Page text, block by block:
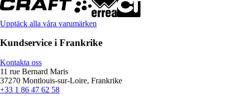
Upptäck alla våra varumärken
Kundservice i Frankrike
Kontakta oss
11 rue Bernard Maris
37270 Montlouis-sur-Loire, Frankrike
+33 1 86 47 62 58